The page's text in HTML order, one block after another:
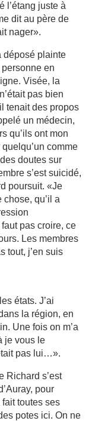
l’étang juste à
dit au père de
nager».
déposé plainte
en
Visée, la
pas bien
tenait des propos
un médecin,
qu’ils ont mon
comme
doutes sur
s’est suicidé,
poursuit. «Je
chose, qu’il a
pas croire, ce
Les membres
tout, j’en suis
états. J’ai
la région, en
Une fois on m’a
je vous le
pas lui…».
Richard s’est
pour
toutes ses
potes ici. On ne